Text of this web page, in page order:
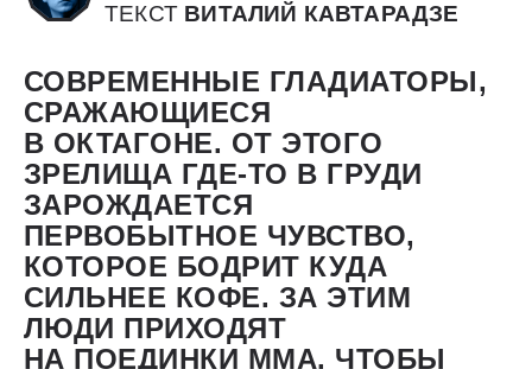
ТЕКСТ BИТАЛИЙ КАВТАРАДЗЕ
СОВРЕМЕННЫЕ ГЛАДИАТОРЫ,
СРАЖАЮЩИЕСЯ
В ОКТАГОНЕ. ОТ ЭТОГО
ЗРЕЛИЩА ГДЕ-ТО В ГРУДИ
ЗАРОЖДАЕТСЯ
ПЕРВОБЫТНОЕ ЧУВСТВО,
КОТОРОЕ БОДРИТ КУДА
СИЛЬНЕЕ КОФЕ. ЗА ЭТИМ
ЛЮДИ ПРИХОДЯТ
НА ПОЕДИНКИ ММА. ЧТОБЫ